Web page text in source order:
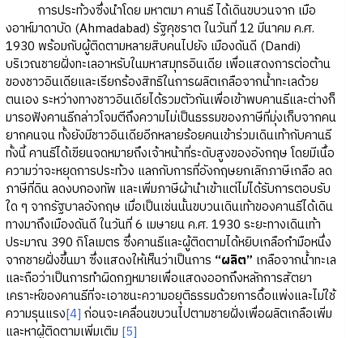
การประท้วงซึ่งนำโดย มหาตมา คานธี ได้เดินขบวนจาก เมือ
งอาห์มาดาบัด (Ahmadabad) รัฐคุชราต ในวันที่ 12 มีนาคม ค.ศ.
1930 พร้อมกับผู้ติดตามหลายสิบคนไปยัง เมืองดันดี (Dandi)
บริเวณชายฝั่งทะเลอาหรับในมหาสมุทรอินเดีย เพื่อแสดงการต่อต้าน
ของชาวอินเดียและเรียกร้องสิทธิในการผลิตเกลือจากน้ำทะเลด้วย
ตนเอง ระหว่างทางชาวอินเดียได้รวมตัวกันเพื่อเข้าพบคานธีและต่างก็
มารอฟังคานธีกล่าวโจมตีถึงความไม่เป็นธรรมของภาษีที่มุ่งเก็บจากคน
ยากคนจน ทั้งยังมีชาวอินเดียอีกหลายร้อยคนเข้าร่วมเดินเท้ากับคานธี
ทั้งนี้ คานธีได้เขียนจดหมายถึงเจ้าหน้าที่ระดับสูงของอังกฤษ โดยมีเนื้อ
ความว่าจะหยุดการประท้วง แลกกับการที่อังกฤษยกเลิกภาษีเกลือ ลด
ภาษีที่ดิน ลดงบกองทัพ และเพิ่มภาษีผ้านำเข้าแต่ไม่ได้รับการตอบรับ
ใด ๆ จากรัฐบาลอังกฤษ เมื่อเป็นเช่นนั้นขบวนเดินเท้าของคานธีได้เดิน
ทางมาถึงเมืองดันดี ในวันที่ 6 เมษายน ค.ศ. 1930 ระยะทางเดินเท้า
ประมาณ 390 กิโลเมตร ซึ่งคานธีและผู้ติดตามได้หยิบเกลือกำมือหนึ่ง
จากชายฝั่งขึ้นมา ซึ่งแสดงให้เห็นว่าเป็นการ “ผลิต” เกลือจากน้ำทะเล
และถือว่าเป็นการทำผิดกฎหมายเพื่อแสดงออกถึงหลักการสัตยา
เคราะห์ของคานธีที่จะเอาชนะความอยุติธรรมด้วยการดื้อแพ่งและไม่ใช้
ความรุนแรง[4] ก่อนจะเคลื่อนขบวนไปตามชายฝั่งเพื่อผลิตเกลือเพิ่ม
และหาผู้ติดตามเพิ่มเติม [5]